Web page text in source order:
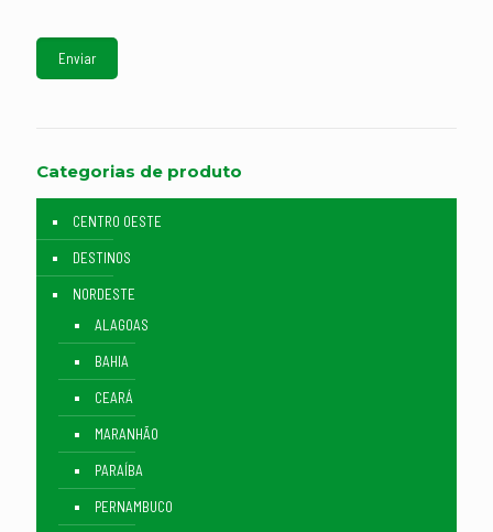
Categorias de produto
CENTRO OESTE
DESTINOS
NORDESTE
ALAGOAS
BAHIA
CEARÁ
MARANHÃO
PARAÍBA
PERNAMBUCO